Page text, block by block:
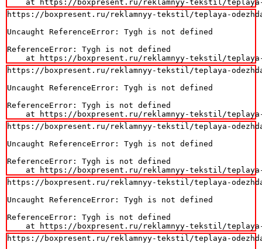
at https://boxpresent.ru/reklamnyy-tekstil/
https://boxpresent.ru/reklamnyy-tekstil/teplaya-
Uncaught ReferenceError: Tygh is not defined
ReferenceError: Tygh is not defined
at https://boxpresent.ru/reklamnyy-tekstil/
https://boxpresent.ru/reklamnyy-tekstil/teplaya-
Uncaught ReferenceError: Tygh is not defined
ReferenceError: Tygh is not defined
at https://boxpresent.ru/reklamnyy-tekstil/
https://boxpresent.ru/reklamnyy-tekstil/teplaya-
Uncaught ReferenceError: Tygh is not defined
ReferenceError: Tygh is not defined
at https://boxpresent.ru/reklamnyy-tekstil/
https://boxpresent.ru/reklamnyy-tekstil/teplaya-
Uncaught ReferenceError: Tygh is not defined
ReferenceError: Tygh is not defined
at https://boxpresent.ru/reklamnyy-tekstil/
https://boxpresent.ru/reklamnyy-tekstil/teplaya-